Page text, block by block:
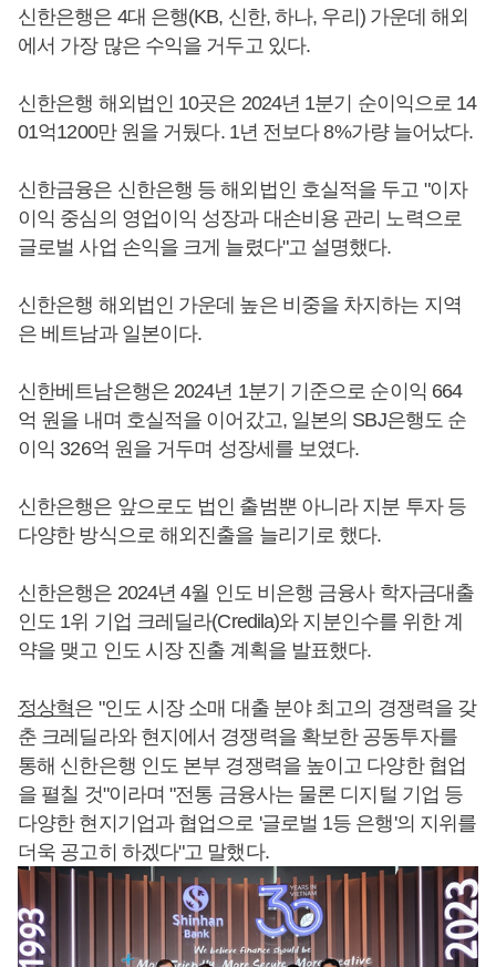
신한은행은 4대 은행(KB, 신한, 하나, 우리) 가운데 해외
에서 가장 많은 수익을 거두고 있다.
신한은행 해외법인 10곳은 2024년 1분기 순이익으로 14
01억1200만 원을 거뒀다. 1년 전보다 8%가량 늘어났다.
신한금융은 신한은행 등 해외법인 호실적을 두고 "이자
이익 중심의 영업이익 성장과 대손비용 관리 노력으로
글로벌 사업 손익을 크게 늘렸다"고 설명했다.
신한은행 해외법인 가운데 높은 비중을 차지하는 지역
은 베트남과 일본이다.
신한베트남은행은 2024년 1분기 기준으로 순이익 664
억 원을 내며 호실적을 이어갔고, 일본의 SBJ은행도 순
이익 326억 원을 거두며 성장세를 보였다.
신한은행은 앞으로도 법인 출범뿐 아니라 지분 투자 등
다양한 방식으로 해외진출을 늘리기로 했다.
신한은행은 2024년 4월 인도 비은행 금융사 학자금대출
인도 1위 기업 크레딜라(Credila)와 지분인수를 위한 계
약을 맺고 인도 시장 진출 계획을 발표했다.
정상혁은 "인도 시장 소매 대출 분야 최고의 경쟁력을 갖
춘 크레딜라와 현지에서 경쟁력을 확보한 공동투자를
통해 신한은행 인도 본부 경쟁력을 높이고 다양한 협업
을 펼칠 것"이라며 "전통 금융사는 물론 디지털 기업 등
다양한 현지기업과 협업으로 '글로벌 1등 은행'의 지위를
더욱 공고히 하겠다"고 말했다.